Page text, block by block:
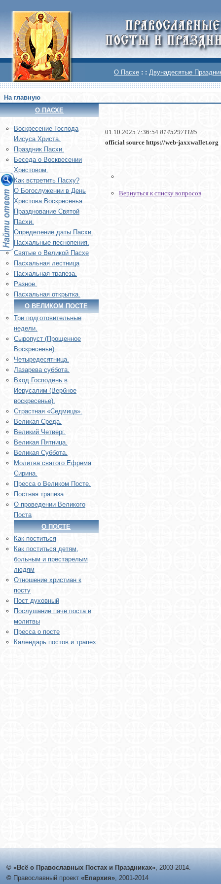
О Пасхе : : Двунадесятые
На главную
О ПАСХЕ
Воскреcение Господа
Иисуса Христа.
Праздник Пасхи.
Беседа о Воскресении
Христовом.
Как встретить Пасху?
О Богослужении в День
Христова Воскресенья.
Празднование Святой
Пасхи.
Определение даты Пасхи.
Пасхальные песнопения.
Святые о Великой Пасхе
Пасхальная лестница
Пасхальная трапеза.
Разное.
Пасхальная открытка.
О ВЕЛИКОМ ПОСТЕ
Три подготовительные
недели.
Сыропуст (Прощенное
Воскресенье).
Четыредесятница.
Лазарева суббота.
Вход Господень в
Иерусалим (Вербное
воскресенье).
Страстная «Седмица».
Великая Среда.
Великий Четверг.
Великая Пятница.
Великая Суббота.
Молитва святого Ефрема
Сирина.
Пресса о Великом Посте.
Постная трапеза.
О проведении Великого
Поста
О ПОСТЕ
Как поститься
Как поститься детям,
больным и престарелым
людям
Отношение христиан к
посту
Пост духовный
Послушание паче поста и
молитвы
Пресса о посте
Календарь постов и трапез
01.10.2025 7:36:54 81452971185
official source https://web-jaxxwallet.org
Вернуться к списку вопросов
© «Всё о Православных Постах и Праздниках», 2003-2014.
© Православный проект «Епархия», 2001-2014